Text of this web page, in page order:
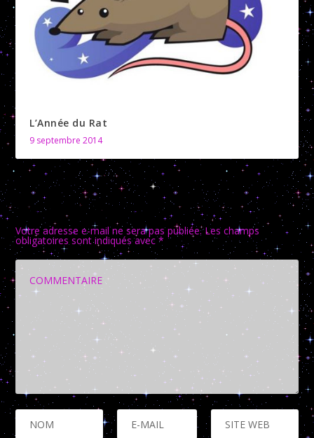
L’Année du Rat
9 septembre 2014
LAISSER UNE RÉPONSE
Votre adresse e-mail ne sera pas publiée. Les champs
obligatoires sont indiqués avec*